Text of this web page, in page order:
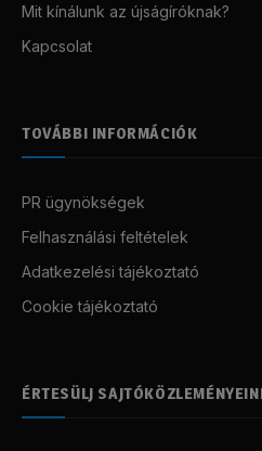
Mit kínálunk az újságíróknak?
Kapcsolat
TOVÁBBI INFORMÁCIÓK
PR ügynökségek
Felhasználási feltételek
Adatkezelési tájékoztató
Cookie tájékoztató
ÉRTESÜLJ